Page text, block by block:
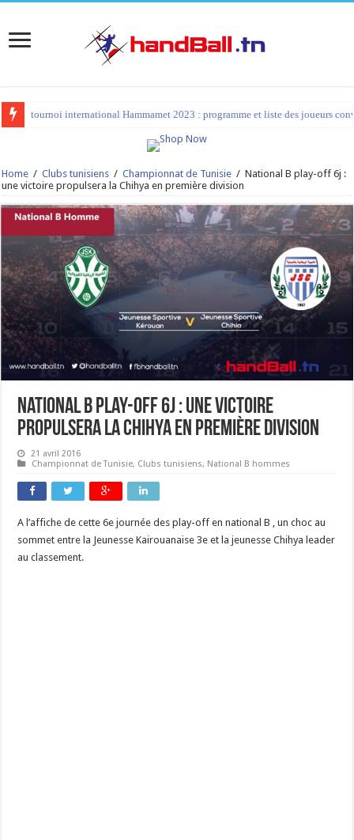
tournoi international Hammamet 2023 : programme et liste des joueurs
Home / Clubs tunisiens / Championnat de Tunisie / National B play-off 6j :
une victoire propulsera la Chihya en première division
National B play-off 6j : une victoire
propulsera la Chihya en première division
21 avril 2016
Championnat de Tunisie, Clubs tunisiens, National B hommes
A l’affiche de cette 6e journée des play-off en national B , un choc au
sommet entre la Jeunesse Kairouanaise 3e et la jeunesse Chihya leader
au classement.